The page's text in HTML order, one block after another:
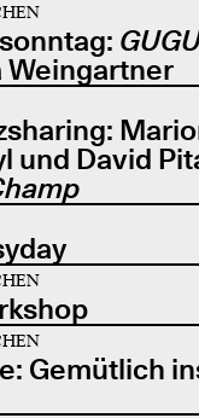
Weingartner
und David
Gemütlich